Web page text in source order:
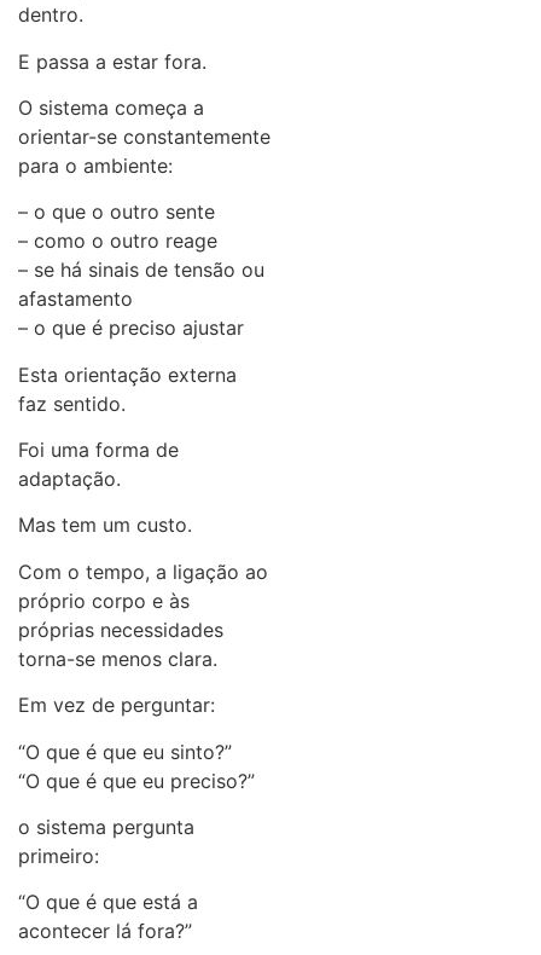
dentro.
E passa a estar fora.
O sistema começa a
orientar-se constantemente
para o ambiente:
– o que o outro sente
– como o outro reage
– se há sinais de tensão ou
afastamento
– o que é preciso ajustar
Esta orientação externa
faz sentido.
Foi uma forma de
adaptação.
Mas tem um custo.
Com o tempo, a ligação ao
próprio corpo e às
próprias necessidades
torna-se menos clara.
Em vez de perguntar:
“O que é que eu sinto?”
“O que é que eu preciso?”
o sistema pergunta
primeiro:
“O que é que está a
acontecer lá fora?”